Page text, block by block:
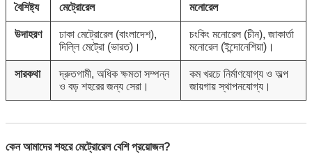
বৈশিষ্ট্য মেট্রোরেল মনোরেল
উদাহরণ
ঢাকা মেট্রোরেল (বাংলাদেশ),
দিল্লি মেট্রো (ভারত)।
চংকিং মনোরেল (চীন), জাকার্তা
মনোরেল (ইন্দোনেশিয়া)।
সারকথা
দ্রুতগামী, অধিক ক্ষমতা সম্পন্ন
ও বড় শহরের জন্য সেরা।
কম খরচে নির্মাণযোগ্য ও অল্প
জায়গায় স্থাপনযোগ্য।
কেন আমাদের শহরে মেট্রোরেল বেশি প্রয়োজন?